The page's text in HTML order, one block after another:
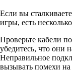
Если вы
игры, есть
Проверьте кабели
убедитесь, что они
Неправильное
вызывать помехи на